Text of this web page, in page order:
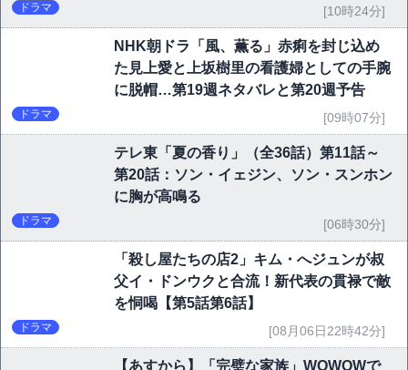
ドラマ [10時24分]
NHK朝ドラ「風、薫る」赤痢を封じ込め
た見上愛と上坂樹里の看護婦としての手腕
に脱帽…第19週ネタバレと第20週予告
ドラマ [09時07分]
テレ東「夏の香り」（全36話）第11話～
第20話：ソン・イェジン、ソン・スンホン
に胸が高鳴る
「殺し屋たちの店2」キム・へジュンが叔
父イ・ドンウクと合流！新代表の貫禄で敵